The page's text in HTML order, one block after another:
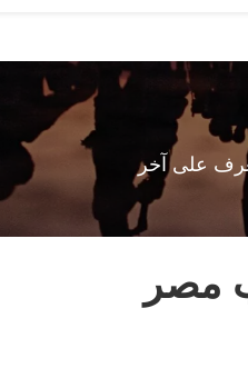
تعرف على آخر
مصر